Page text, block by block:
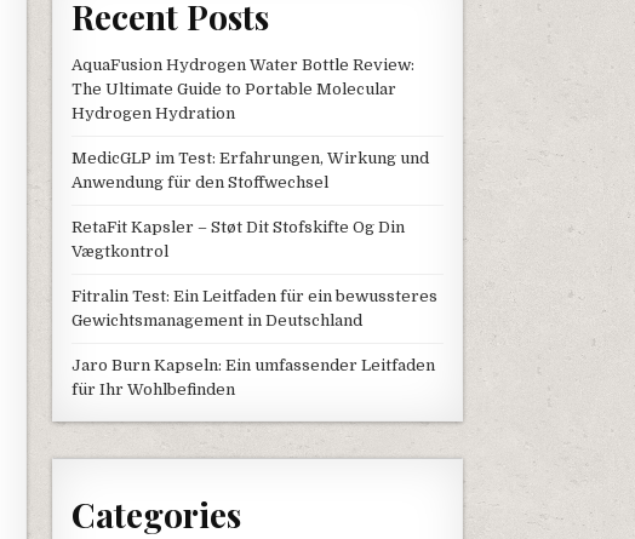
Recent Posts
AquaFusion Hydrogen Water Bottle Review:
The Ultimate Guide to Portable Molecular
Hydrogen Hydration
MedicGLP im Test: Erfahrungen, Wirkung und
Anwendung für den Stoffwechsel
RetaFit Kapsler – Støt Dit Stofskifte Og Din
Vægtkontrol
Fitralin Test: Ein Leitfaden für ein bewussteres
Gewichtsmanagement in Deutschland
Jaro Burn Kapseln: Ein umfassender Leitfaden
für Ihr Wohlbefinden
Categories